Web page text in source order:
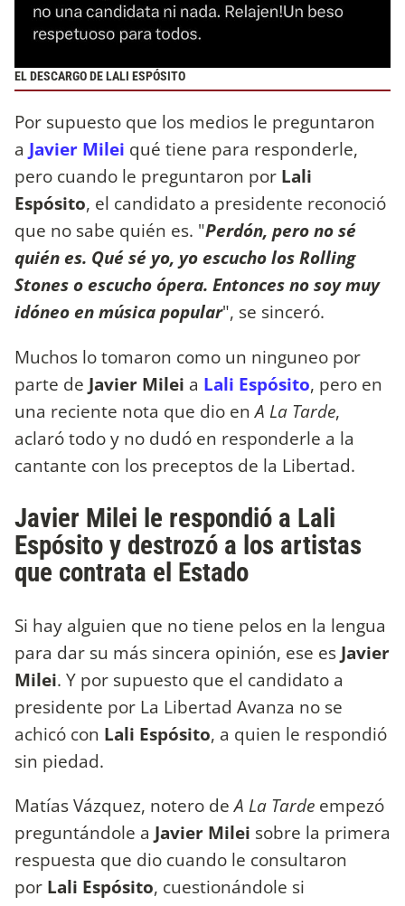
EL DESCARGO DE LALI ESPÓSITO
Por supuesto que los medios le preguntaron
a Javier Milei qué tiene para responderle,
pero cuando le preguntaron por Lali
Espósito, el candidato a presidente reconoció
que no sabe quién es. "Perdón, pero no sé
quién es. Qué sé yo, yo escucho los Rolling
Stones o escucho ópera. Entonces no soy muy
idóneo en música popular", se sinceró.
Muchos lo tomaron como un ninguneo por
parte de Javier Milei a Lali Espósito, pero en
una reciente nota que dio enA La Tarde,
aclaró todo y no dudó en responderle a la
cantante con los preceptos de la Libertad.
Javier Milei le respondió a Lali
Espósito y destrozó a los artistas
que contrata el Estado
Si hay alguien que no tiene pelos en la lengua
para dar su más sincera opinión, ese es Javier
Milei. Y por supuesto que el candidato a
presidente por La Libertad Avanza no se
achicó con Lali Espósito, a quien le respondió
sin piedad.
Matías Vázquez, notero deA La Tarde empezó
preguntándole a Javier Milei sobre la primera
respuesta que dio cuando le consultaron
por Lali Espósito, cuestionándole si